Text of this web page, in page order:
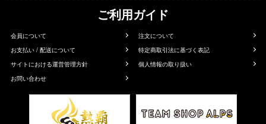
ご利用ガイド
会員について
注文について
お支払い / 配送について
特定商取引法に基づく表記
サイトにおける運営管理方針
個人情報の取り扱い
お問い合わせ